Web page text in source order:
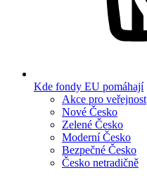
Kde fondy EU pomáhají
Akce pro veřejnost
Nové Česko
Zelené Česko
Moderní Česko
Bezpečné Česko
Česko netradičně